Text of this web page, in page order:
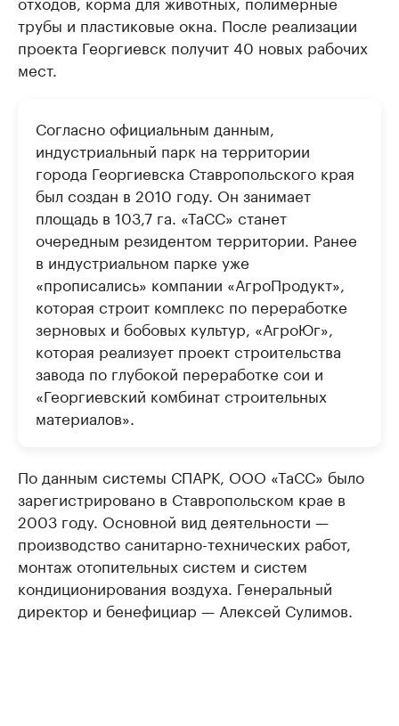
трубы и пластиковые окна. После реализации
проекта Георгиевск получит 40 новых рабочих
мест.
Согласно официальным данным,
индустриальный парк на территории
города Георгиевска Ставропольского края
был создан в 2010 году. Он занимает
площадь в 103,7 га. «ТаСС» станет
очередным резидентом территории. Ранее
в индустриальном парке уже
«прописались» компании «АгроПродукт»,
которая строит комплекс по переработке
зерновых и бобовых культур, «АгроЮг»,
которая реализует проект строительства
завода по глубокой переработке сои и
«Георгиевский комбинат строительных
материалов».
По данным системы СПАРК, ООО «ТаСС» было
зарегистрировано в Ставропольском крае в
2003 году. Основной вид деятельности —
производство санитарно-технических работ,
монтаж отопительных систем и систем
кондиционирования воздуха. Генеральный
директор и бенефициар — Алексей Сулимов.